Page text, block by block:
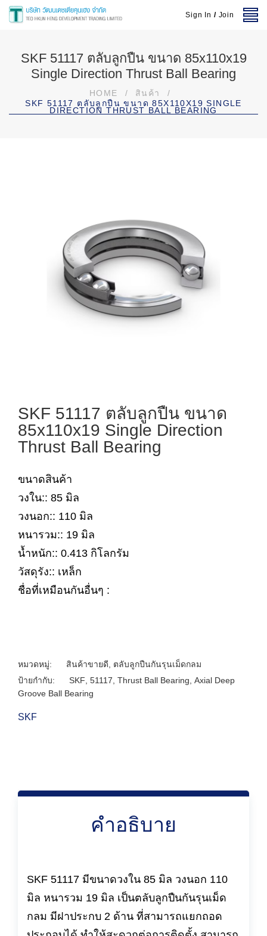
Sign In / Join
SKF 51117 ตลับลูกปืน ขนาด 85x110x19
Single Direction Thrust Ball Bearing
HOME / สินค้า
/
SKF 51117 ตลับลูกปืน ขนาด 85X110X19 SINGLE
DIRECTION THRUST BALL BEARING
SKF 51117 ตลับลูกปืน ขนาด
85x110x19 Single Direction
Thrust Ball Bearing
ขนาดสินค้า
วงใน:: 85 มิล
วงนอก:: 110 มิล
หนารวม:: 19 มิล
น้ำหนัก:: 0.413 กิโลกรัม
วัสดุรัง:: เหล็ก
ชื่อที่เหมือนกันอื่นๆ :
หมวดหมู่: สินค้าขายดี
ตลับลูกปืนกันรุนเม็ดกลม
ป้ายกำกับ:
SKF 51117 Thrust Ball Bearing Axial Deep
Groove Ball Bearing
SKF
คำอธิบาย
SKF 51117 มีขนาดวงใน 85 มิล วงนอก 110
มิล หนารวม 19 มิล เป็นตลับลูกปืนกันรุนเม็ด
กลม มีฝาประกบ 2 ด้าน ที่สามารถแยกถอด